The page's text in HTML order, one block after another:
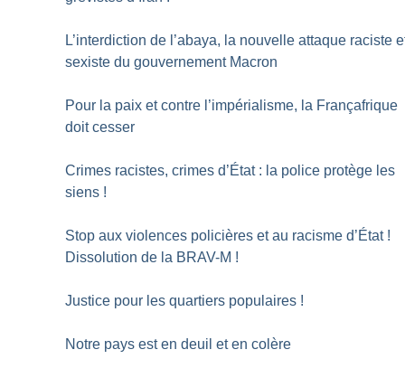
L’interdiction de l’abaya, la nouvelle attaque raciste
sexiste du gouvernement Macron
Pour la paix et contre l’impérialisme, la Françafrique
doit cesser
Crimes racistes, crimes d’État : la police protège les
siens !
Stop aux violences policières et au racisme d’État !
Dissolution de la BRAV-M !
Justice pour les quartiers populaires !
Notre pays est en deuil et en colère